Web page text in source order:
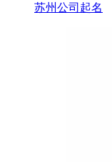
苏州公司起名